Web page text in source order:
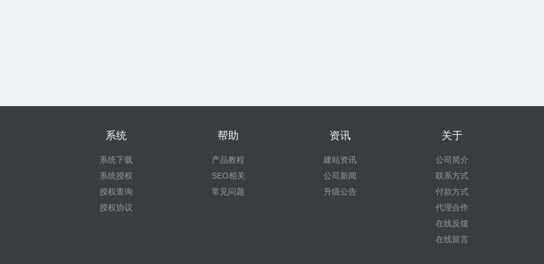
系统
系统下载
系统授权
授权查询
授权协议
帮助
产品教程
SEO相关
常见问题
资讯
建站资讯
公司新闻
升级公告
关于
公司简介
联系方式
付款方式
代理合作
在线反馈
在线留言